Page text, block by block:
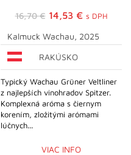
16,70€ Pôvodná
bola:
16,70 €.
14,53 €Aktuálna
je:
s DPH
Kalmuck Wachau, 2025
RAKÚSKO
Typický Wachau Grüner Veltliner
z najlepších vinohradov Spitzer.
Komplexná aróma s čiernym
korením, zložitými arómami
lúčnych...
VIAC INFO